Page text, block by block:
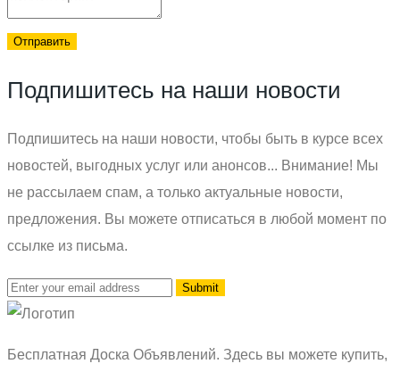
Отправить
Подпишитесь на наши новости
Подпишитесь на наши новости, чтобы быть в курсе всех
новостей, выгодных услуг или анонсов... Внимание! Мы
не рассылаем спам, а только актуальные новости,
предложения. Вы можете отписаться в любой момент по
ссылке из письма.
Бесплатная Доска Объявлений. Здесь вы можете купить,